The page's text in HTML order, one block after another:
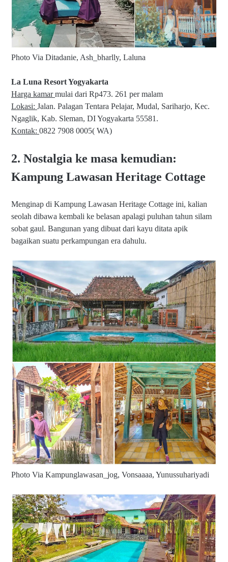
Photo Via Ditadanie, Ash_bharlly, Laluna
La Luna Resort Yogyakarta
Harga kamarmulai dari Rp473. 261 per malam
Lokasi: Jalan. Palagan Tentara Pelajar, Mudal, Sariharjo, Kec.
Ngaglik, Kab. Sleman, DI Yogyakarta 55581.
Kontak: 0822 7908 0005( WA)
2. Nostalgia ke masa kemudian:
Kampung Lawasan Heritage Cottage
Menginap di Kampung Lawasan Heritage Cottage ini, kalian
seolah dibawa kembali ke belasan apalagi puluhan tahun silam
sobat gaul. Bangunan yang dibuat dari kayu ditata apik
bagaikan suatu perkampungan era dahulu.
Photo Via Kampunglawasan_jog, Vonsaaaa, Yunussuhariyadi